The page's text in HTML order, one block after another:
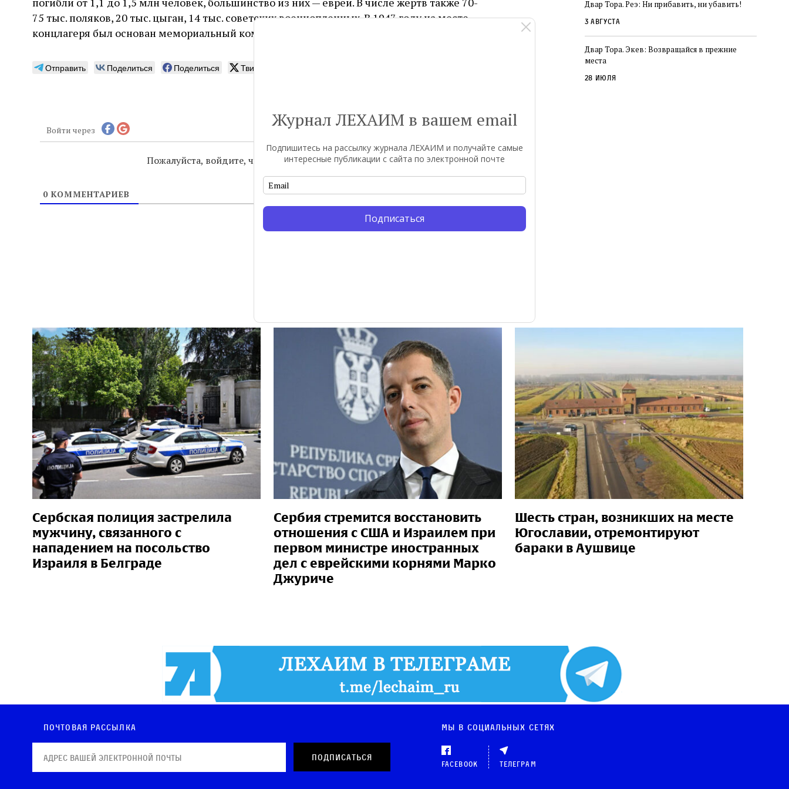
75 тыс. поляков, 20 тыс. цыган, 14 тыс. советских военнопленных. В 1947 году на месте
концлагеря был основан мемориальный комплекс.
Отправить Поделиться Поделиться Твитнуть
Войти через
Пожалуйста, войдите, чтобы прокомментировать
0КОММЕНТАРИЕВ
Двар Тора. Реэ: Ни прибавить, ни убавить!
3 августа
Двар Тора. Экев: Возвращайся в прежние
места
28 июля
Сербская полиция застрелила
мужчину, связанного с
нападением на посольство
Израиля в Белграде
Сербия стремится восстановить
отношения с США и Израилем при
первом министре иностранных
дел с еврейскими корнями Марко
Джуриче
Шесть стран, возникших на месте
Югославии, отремонтируют
бараки в Аушвице
Почтовая рассылка Мы в социальных сетях
Facebook Телеграм
Журнал ЛЕХАИМ в вашем email
Подпишитесь на рассылку журнала ЛЕХАИМ и получайте самые
интересные публикации с сайта по электронной почте
Подписаться